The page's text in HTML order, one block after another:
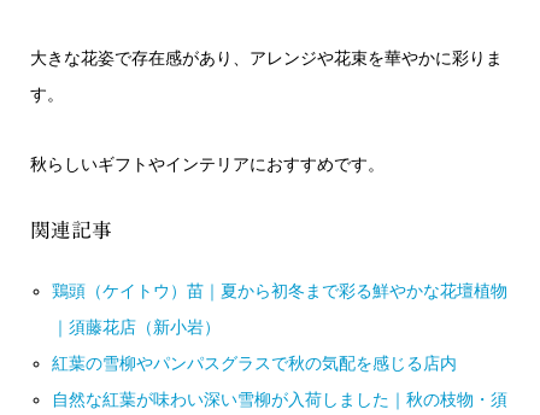
大きな花姿で存在感があり、アレンジや花束を華やかに彩りま
す。
秋らしいギフトやインテリアにおすすめです。
関連記事
鶏頭（ケイトウ）苗｜夏から初冬まで彩る鮮やかな花壇植物
｜須藤花店（新小岩）
紅葉の雪柳やパンパスグラスで秋の気配を感じる店内
自然な紅葉が味わい深い雪柳が入荷しました｜秋の枝物・須